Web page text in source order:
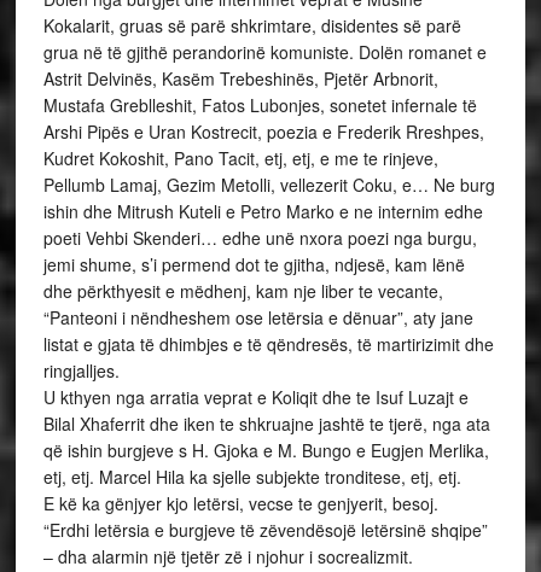
Kokalarit, gruas së parë shkrimtare, disidentes së parë
grua në të gjithë perandorinë komuniste. Dolën romanet e
Astrit Delvinës, Kasëm Trebeshinës, Pjetër Arbnorit,
Mustafa Greblleshit, Fatos Lubonjes, sonetet infernale të
Arshi Pipës e Uran Kostrecit, poezia e Frederik Rreshpes,
Kudret Kokoshit, Pano Tacit, etj, etj, e me te rinjeve,
Pellumb Lamaj, Gezim Metolli, vellezerit Coku, e… Ne burg
ishin dhe Mitrush Kuteli e Petro Marko e ne internim edhe
poeti Vehbi Skenderi… edhe unë nxora poezi nga burgu,
jemi shume, s’i permend dot te gjitha, ndjesë, kam lënë
dhe përkthyesit e mëdhenj, kam nje liber te vecante,
“Panteoni i nëndheshem ose letërsia e dënuar”, aty jane
listat e gjata të dhimbjes e të qëndresës, të martirizimit dhe
ringjalljes.
U kthyen nga arratia veprat e Koliqit dhe te Isuf Luzajt e
Bilal Xhaferrit dhe iken te shkruajne jashtë te tjerë, nga ata
që ishin burgjeve s H. Gjoka e M. Bungo e Eugjen Merlika,
etj, etj. Marcel Hila ka sjelle subjekte tronditese, etj, etj.
E kë ka gënjyer kjo letërsi, vecse te genjyerit, besoj.
“Erdhi letërsia e burgjeve të zëvendësojë letërsinë shqipe”
– dha alarmin një tjetër zë i njohur i socrealizmit.